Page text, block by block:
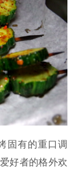
固有的重口调
好者的格外欢